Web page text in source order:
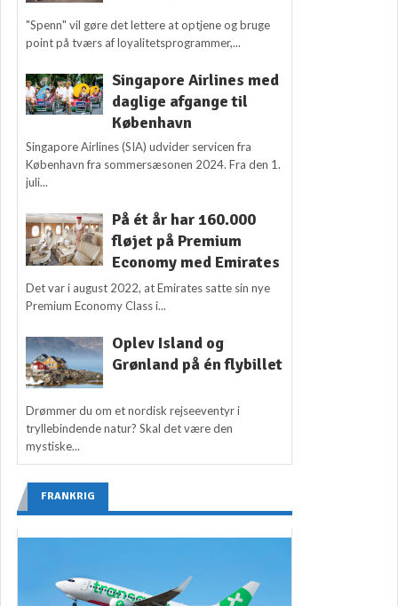
"Spenn" vil gøre det lettere at optjene og bruge
point på tværs af loyalitetsprogrammer,...
Singapore Airlines med
daglige afgange til
København
Singapore Airlines (SIA) udvider servicen fra
København fra sommersæsonen 2024. Fra den 1.
juli...
På ét år har 160.000
fløjet på Premium
Economy med Emirates
Det var i august 2022, at Emirates satte sin nye
Premium Economy Class i...
Oplev Island og
Grønland på én flybillet
Drømmer du om et nordisk rejseeventyr i
tryllebindende natur? Skal det være den
mystiske...
FRANKRIG